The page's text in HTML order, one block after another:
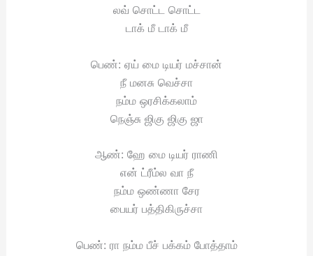
லவ் சொட்ட சொட்ட
டாக் மீ டாக் மீ
பெண்: ஏய் மை டியர் மச்சான்
நீ மனசு வெச்சா
நம்ம ஒரசிக்கலாம்
நெஞ்சு ஜிகு ஜிகு ஜா
ஆண்: ஹே மை டியர் ராணி
என் ட்ரீம்ல வா நீ
நம்ம ஒண்ணா சேர
பையர் பத்திகிருச்சா
பெண்: ரா நம்ம பீச் பக்கம் போத்தாம்